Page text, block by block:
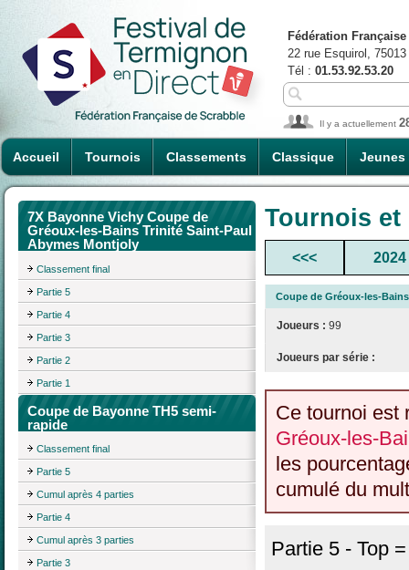
Accueil Tournois Classements Classique Jeunes
Fédération
22 rue Esquirol,
Tél : 01.53.92.53.20
Il y a actuellement
7X Bayonne Vichy Coupe de
Gréoux-les-Bains Trinité Saint-Paul
Abymes Montjoly
Classement final
Partie 5
Partie 4
Partie 3
Partie 2
Partie 1
Coupe de Bayonne TH5 semi-
rapide
Classement final
Partie 5
Cumul après 4 parties
Partie 4
Cumul après 3 parties
Partie 3
Tournois
<<< 2024
Coupe de Gréoux-les-
Joueurs : 99
Joueurs par série :
Ce tournoi est
Gréoux-les-
les
cumulé du
Partie 5 - Top